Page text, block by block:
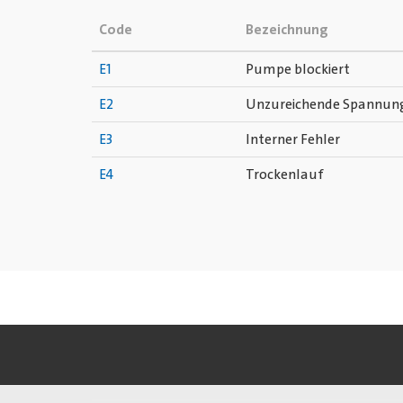
Code Bezeichnung
E1 Pumpe blockiert
E2 Unzureichende
E3 Interner Fehler
E4 Trockenlauf